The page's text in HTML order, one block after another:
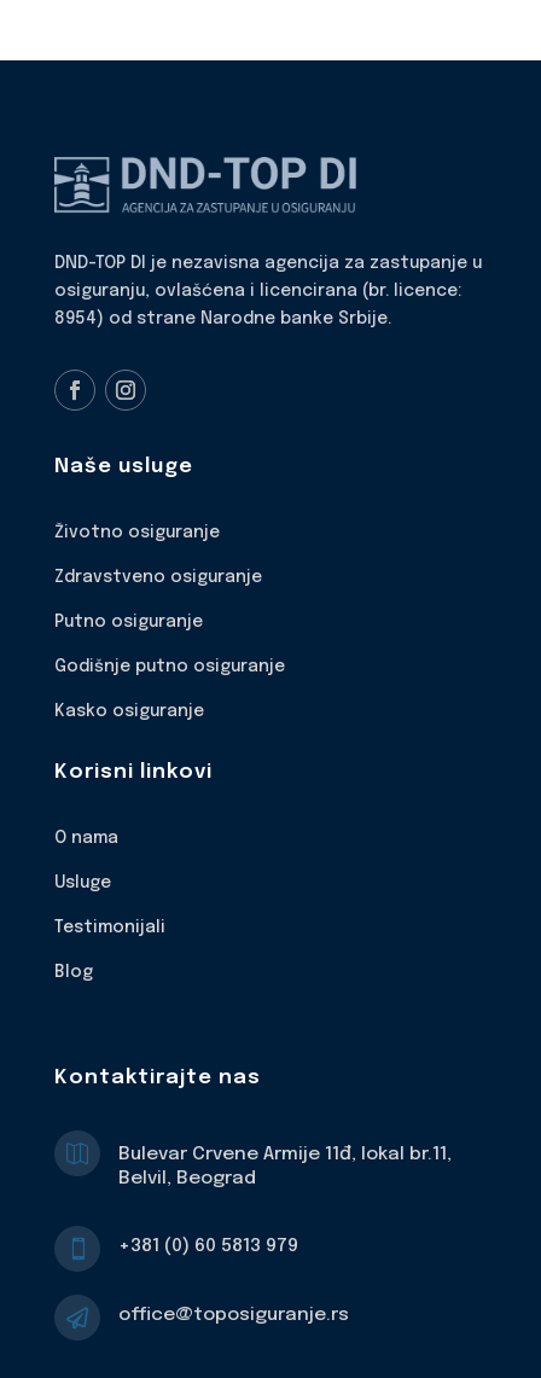
DND-TOP DI je nezavisna agencija za zastupanje u
osiguranju, ovlašćena i licencirana (br. licence:
8954) od strane Narodne banke Srbije.
Naše usluge
Životno osiguranje
Zdravstveno osiguranje
Putno osiguranje
Godišnje putno osiguranje
Kasko osiguranje
Korisni linkovi
O nama
Usluge
Testimonijali
Blog
Kontaktirajte nas

Bulevar Crvene Armije 11đ, lokal br.11,
Belvil, Beograd
 +381 (0) 60 5813 979
 office@toposiguranje.rs